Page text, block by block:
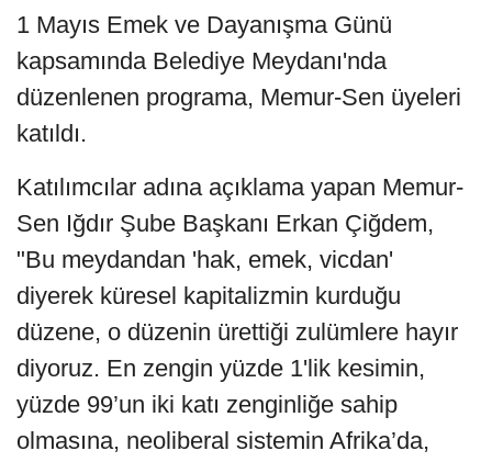
1 Mayıs Emek ve Dayanışma Günü
kapsamında Belediye Meydanı'nda
düzenlenen programa, Memur-Sen üyeleri
katıldı.
Katılımcılar adına açıklama yapan Memur-
Sen Iğdır Şube Başkanı Erkan Çiğdem,
"Bu meydandan 'hak, emek, vicdan'
diyerek küresel kapitalizmin kurduğu
düzene, o düzenin ürettiği zulümlere hayır
diyoruz. En zengin yüzde 1'lik kesimin,
yüzde 99’un iki katı zenginliğe sahip
olmasına, neoliberal sistemin Afrika’da,